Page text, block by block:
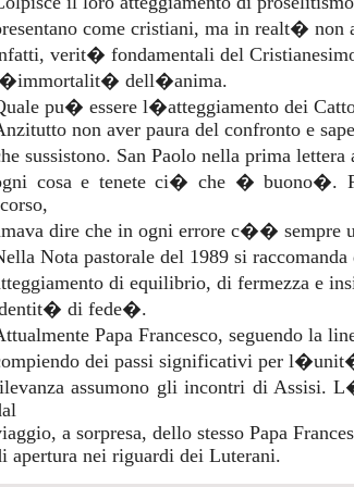
come cristiani, ma in realt� non
verit� fondamentali del
dell�anima.
pu� essere l�atteggiamento dei
non aver paura del confronto e
sussistono. San Paolo nella prima
cosa e tenete ci� che � buono�.
dire che in ogni errore c��
Nota pastorale del 1989 si
di equilibrio, di fermezza e
di fede�.
Papa Francesco, seguendo la
dei passi significativi per
assumono gli incontri di Assisi.
a sorpresa, dello stesso Papa
apertura nei riguardi dei Luterani.